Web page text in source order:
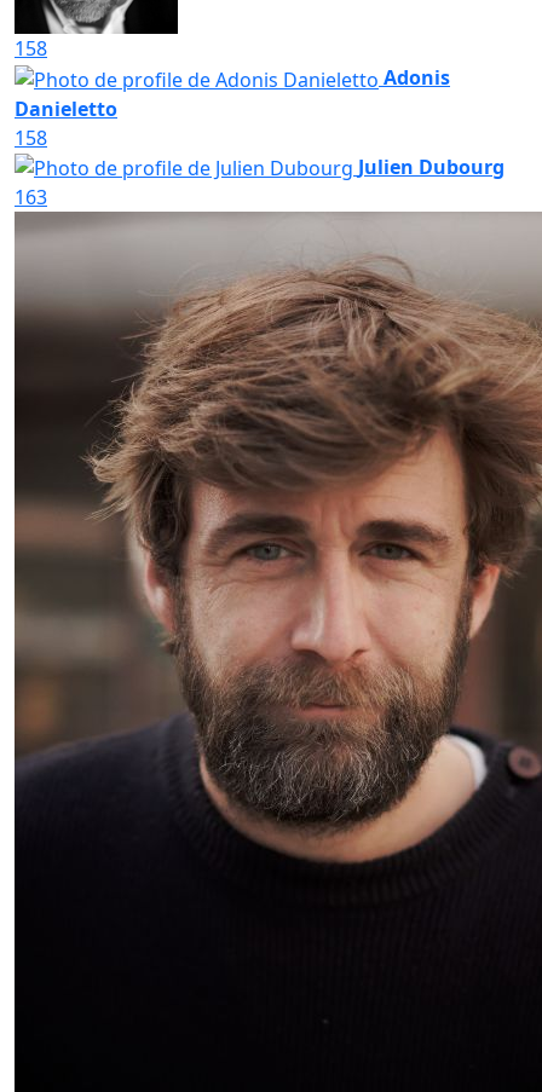
158
Adonis
Danieletto
158
Julien Dubourg
163